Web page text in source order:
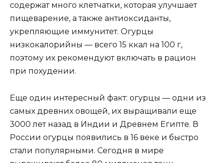
содержат много клетчатки, которая улучшает
пищеварение, а также антиоксиданты,
укрепляющие иммунитет. Огурцы
низкокалорийны — всего 15 ккал на 100 г,
поэтому их рекомендуют включать в рацион
при похудении.
Еще один интересный факт: огурцы — одни из
самых древних овощей, их выращивали еще
3000 лет назад в Индии и Древнем Египте. В
России огурцы появились в 16 веке и быстро
стали популярными. Сегодня в мире